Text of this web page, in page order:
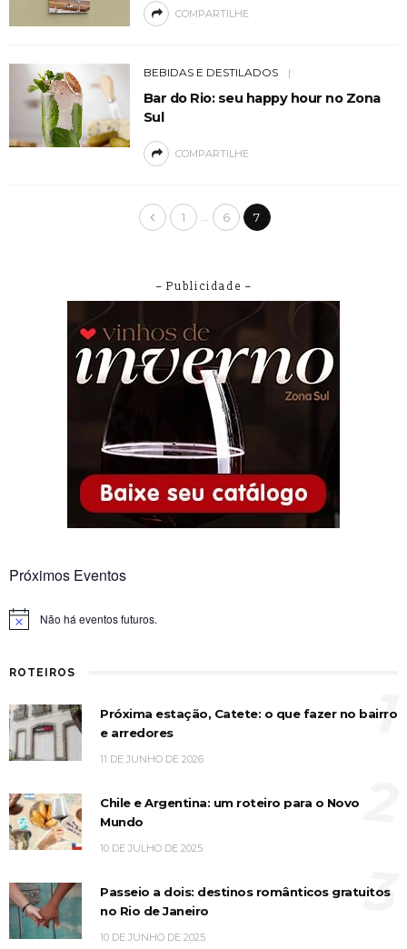
COMPARTILHE
BEBIDAS E DESTILADOS
Bar do Rio: seu happy hour no Zona
Sul
COMPARTILHE
1 … 6 7
– Publicidade –
Próximos Eventos
Notice Não há eventos futuros.
ROTEIROS
Próxima estação, Catete: o que fazer no bairro
e arredores
11 DE JUNHO DE 2026
1
Chile e Argentina: um roteiro para o Novo
Mundo
10 DE JULHO DE 2025
Passeio a dois: destinos românticos gratuitos
no Rio de Janeiro
10 DE JUNHO DE 2025
3